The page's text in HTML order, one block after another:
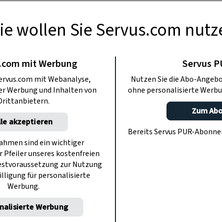
KÜCHE
-
Faser. Die Mostviertlerin ist
und Vize-Grillweltmeisterin – und
Küche. Jetzt bei ServusTV On.
wollen Sie Servus.com
mit Werbung
mit Webanalyse,
Werbung und Inhalten von
akzeptieren
sind ein wichtiger
unseres kostenfreien
zur Nutzung
für personalisierte
Werbung.
Werbung
Servus
Nutzen Sie die Abo-
ohne personalisierte
Zum
Bereits Servus PUR-